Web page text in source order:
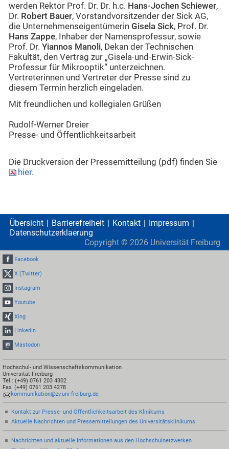
werden Rektor Prof. Dr. Dr. h.c. Hans-Jochen Schiewer,
Dr. Robert Bauer, Vorstandvorsitzender der Sick AG,
die Unternehmenseigentümerin Gisela Sick, Prof. Dr.
Hans Zappe, Inhaber der Namensprofessur, sowie
Prof. Dr. Yiannos Manoli, Dekan der Technischen
Fakultät, den Vertrag zur „Gisela-und-Erwin-Sick-
Professur für Mikrooptik“ unterzeichnen.
Vertreterinnen und Vertreter der Presse sind zu
diesem Termin herzlich eingeladen.
Mit freundlichen und kollegialen Grüßen
Rudolf-Werner Dreier
Presse- und Öffentlichkeitsarbeit
Die Druckversion der Pressemitteilung (pdf) finden Sie
hier.
Übersicht Barrierefreiheit Kontakt
Impressum
Datenschutzerklaerung
Copyright © 2026 Universität Freiburg
Facebook
X (Twitter)
Instagram
Youtube
Xing
LinkedIn
Mastodon
Hochschul- und Wissenschaftskommunikation
Universität Freiburg
Tel.: (+49) 0761 203 4302
Fax: (+49) 0761 203 4278
kommunikation@zv.uni-freiburg.de
Kontakt zur Presse- und Öffentlichkeitsarbeit des Klinikums
Aktuelle Nachrichten und Pressemitteilungen des Universitätsklinikums
Nachrichten und aktuelle Informationen aus den Hochschulnetzwerken